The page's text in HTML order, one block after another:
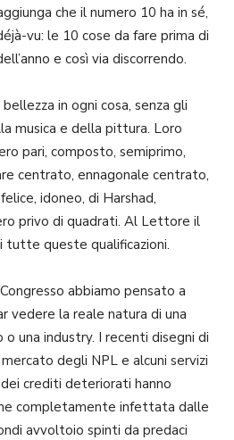
che il numero 10 ha in sé,
vu: le 10 cose da fare prima di
e così via discorrendo.
in ogni cosa, senza gli
musica e della pittura. Loro
pari, composto, semiprimo,
centrato, ennagonale centrato,
idoneo, di Harshad,
privo di quadrati. Al Lettore il
tutte queste qualificazioni.
abbiamo pensato a
vedere la reale natura di una
o una industry. I recenti disegni di
degli NPL e alcuni servizi
crediti deteriorati hanno
completamente infettata dalle
avvoltoio spinti da predaci